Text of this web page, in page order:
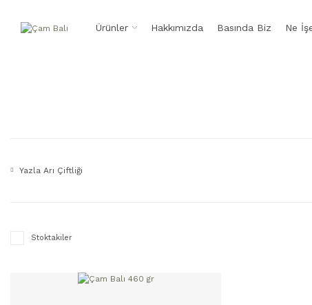
Ürünler Hakkımızda Basında Biz Ne
Yazla Arı Çiftliği
Stoktakiler